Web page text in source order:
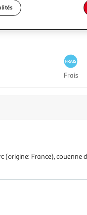
Frais
(origine: France),